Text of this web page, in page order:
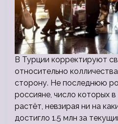
В Турции корректируют
относительно
сторону. Не последнюю
россияне, число которых
растёт, невзирая ни на
достигло 1.5 млн за